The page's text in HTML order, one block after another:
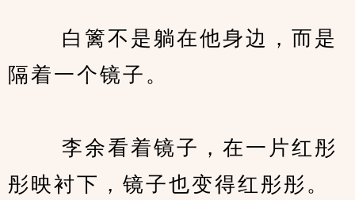
白篱不是躺在他身边，而是
隔着一个镜子。
李余看着镜子，在一片红彤
彤映衬下，镜子也变得红彤彤。